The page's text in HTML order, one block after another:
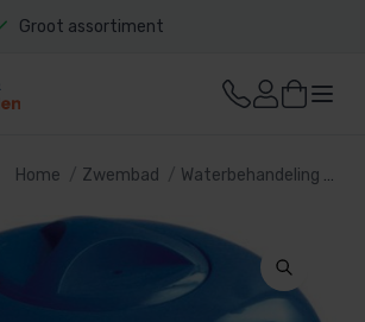
Groot assortiment
Home Zwembad Waterbehandeling